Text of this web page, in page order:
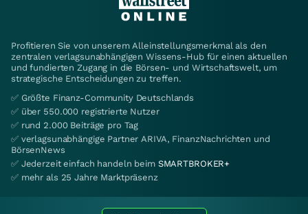
Profitieren Sie von unserem Alleinstellungsmerkmal als den
zentralen verlagsunabhängigen Wissens-Hub für einen aktuellen
und fundierten Zugang in die Börsen- und Wirtschaftswelt, um
strategische Entscheidungen zu treffen.
✅ Größte Finanz-Community Deutschlands
✅ über 550.000 registrierte Nutzer
✅ rund 2.000 Beiträge pro Tag
✅ verlagsunabhängige Partner ARIVA, FinanzNachrichten und
BörsenNews
✅ Jederzeit einfach handeln beim SMARTBROKER+
✅ mehr als 25 Jahre Marktpräsenz